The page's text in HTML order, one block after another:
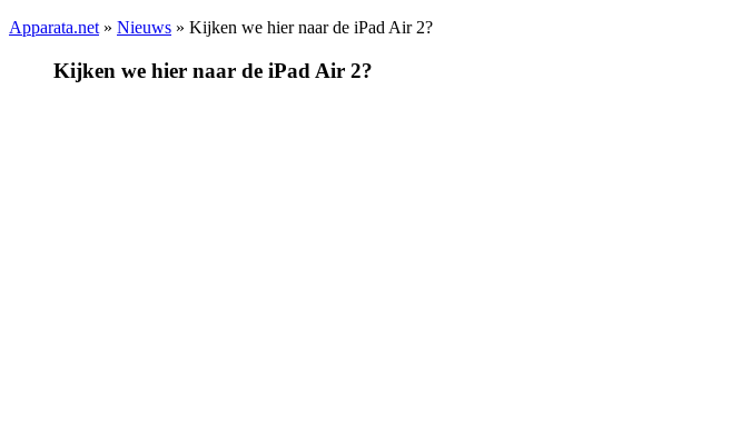
Apparata.net » Nieuws » Kijken we hier naar de iPad Air 2?
Kijken we hier naar de iPad Air 2?